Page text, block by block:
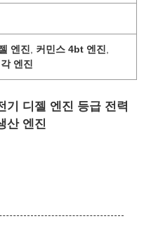
엔진 커민스 4bt 엔진
엔진
기 디젤 엔진 등급 전력
산 엔진